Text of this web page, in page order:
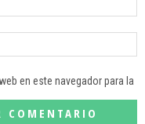
en este navegador para la